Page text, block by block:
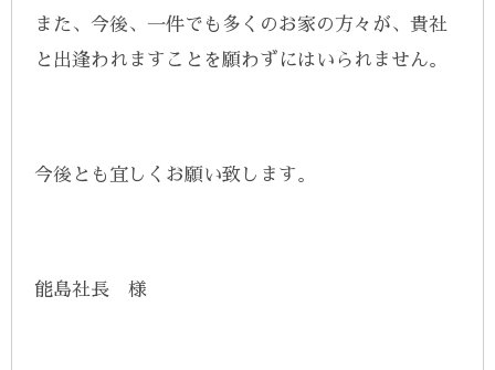
また、今後、一件でも多くのお家の方々が、貴社
と出逢われますことを願わずにはいられません。
今後とも宜しくお願い致します。
能島社長 様